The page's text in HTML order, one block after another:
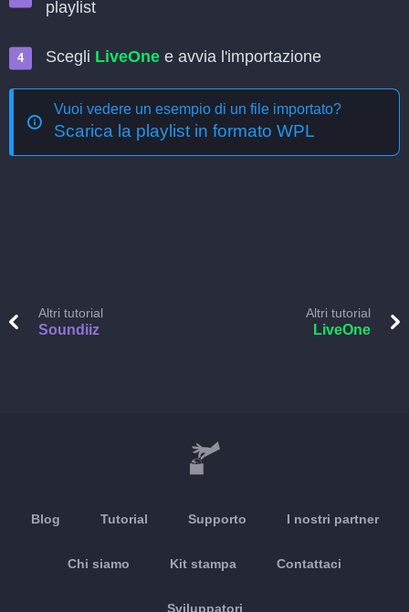
playlist
Scegli LiveOne e avvia l'importazione
Vuoi vedere un esempio di un file importato?
Scarica la playlist in formato WPL
Altri tutorial
Soundiiz
Altri tutorial
LiveOne
Blog Tutorial Supporto I nostri partner
Chi siamo Kit stampa Contattaci
Sviluppatori